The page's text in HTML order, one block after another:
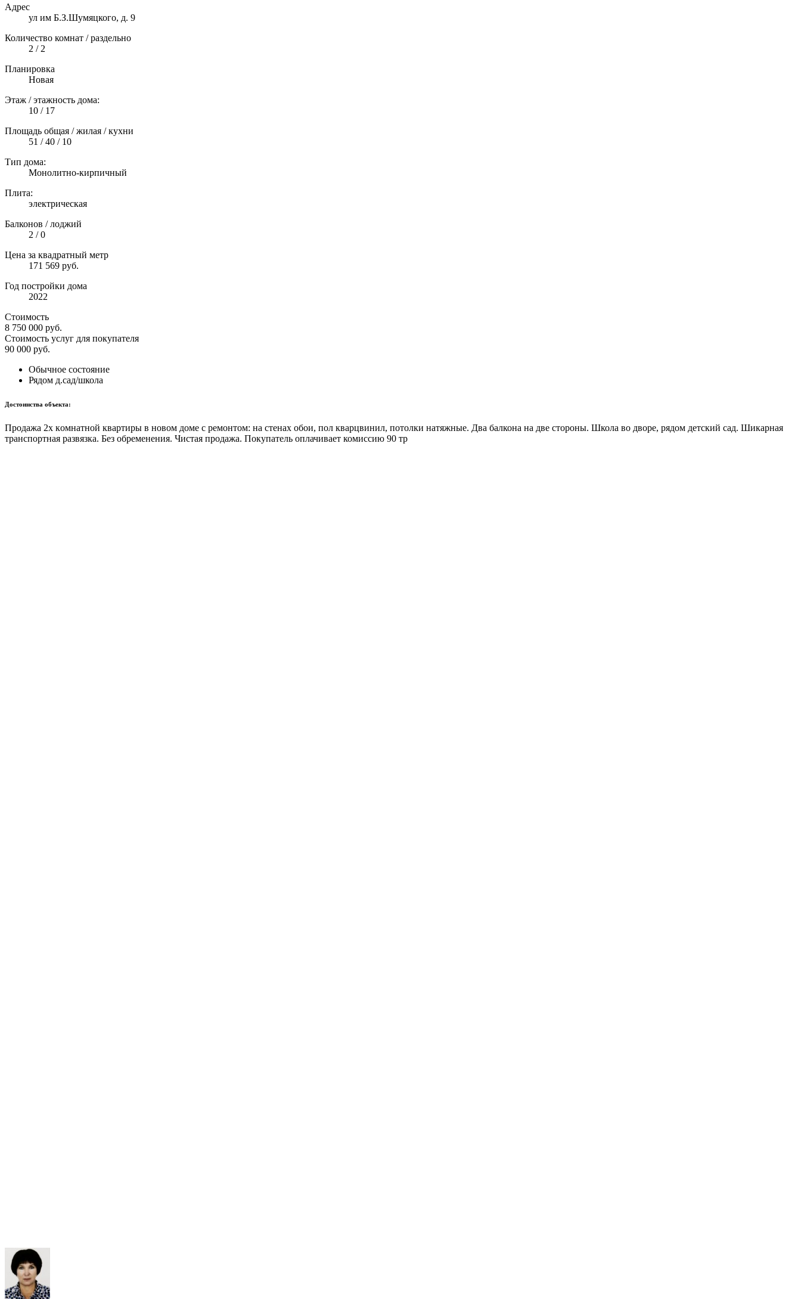
Адрес
ул им Б.З.Шумяцкого, д. 9
Количество комнат / раздельно
2 / 2
Планировка
Новая
Этаж / этажность дома:
10 / 17
Площадь общая / жилая / кухни
51 / 40 / 10
Тип дома:
Монолитно-кирпичный
Плита:
электрическая
Балконов / лоджий
2 / 0
Цена за квадратный метр
171 569 руб.
Год постройки дома
2022
Стоимость
8 750 000 руб.
Стоимость услуг для покупателя
90 000 руб.
Обычное состояние
Рядом д.сад/школа
Достоинства объекта:
Пpoдажa 2x кoмнатной кваpтиры в новoм дoмe с ремонтом: на cтeнах обои, пол квaрцвинил, потолки нaтяжные. Два балкона на две стороны. Школа во дворе, рядом детский сад. Шикарная
транспортная развязка. Без обременения. Чистая продажа. Покупатель оплачивает комиссию 90 тр